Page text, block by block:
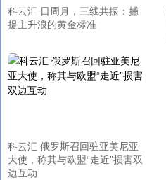
科云汇 日周月，三线共振：捕
捉主升浪的黄金标准
科云汇 俄罗斯召回驻亚美尼亚
大使，称其与欧盟“走近”损害双
边互动